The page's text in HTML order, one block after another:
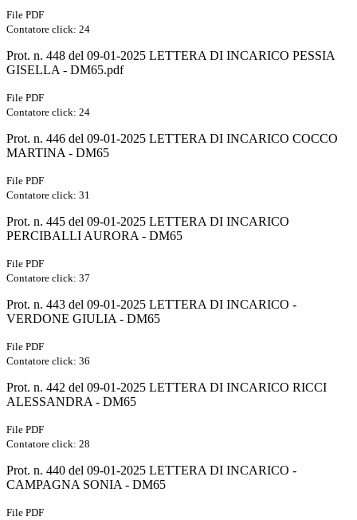
File PDF
Contatore click: 24
Prot. n. 448 del 09-01-2025 LETTERA DI INCARICO PESSIA
GISELLA - DM65.pdf
File PDF
Contatore click: 24
Prot. n. 446 del 09-01-2025 LETTERA DI INCARICO COCCO
MARTINA - DM65
File PDF
Contatore click: 31
Prot. n. 445 del 09-01-2025 LETTERA DI INCARICO
PERCIBALLI AURORA - DM65
File PDF
Contatore click: 37
Prot. n. 443 del 09-01-2025 LETTERA DI INCARICO -
VERDONE GIULIA - DM65
File PDF
Contatore click: 36
Prot. n. 442 del 09-01-2025 LETTERA DI INCARICO RICCI
ALESSANDRA - DM65
File PDF
Contatore click: 28
Prot. n. 440 del 09-01-2025 LETTERA DI INCARICO -
CAMPAGNA SONIA - DM65
File PDF